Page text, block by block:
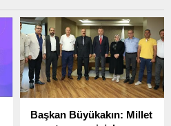
Başkan Büyükakın: Millet